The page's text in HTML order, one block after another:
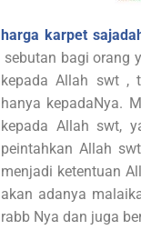
harga karpet
sebutan bagi orang
kepada Allah swt ,
hanya kepadaNya.
kepada Allah swt,
peintahkan Allah
menjadi ketentuan
akan adanya
rabb Nya dan juga